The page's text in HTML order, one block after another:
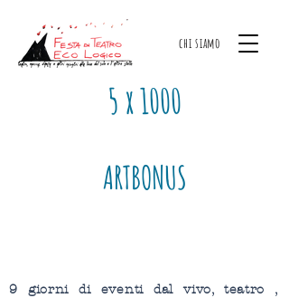
chi siamo
5 x 1000
ARTBONUS
9 giorni di eventi dal vivo, teatro ,